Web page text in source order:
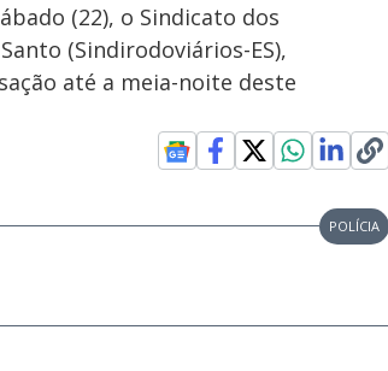
(22), o Sindicato dos
(Sindirodoviários-ES),
até a meia-noite deste
POLÍCIA